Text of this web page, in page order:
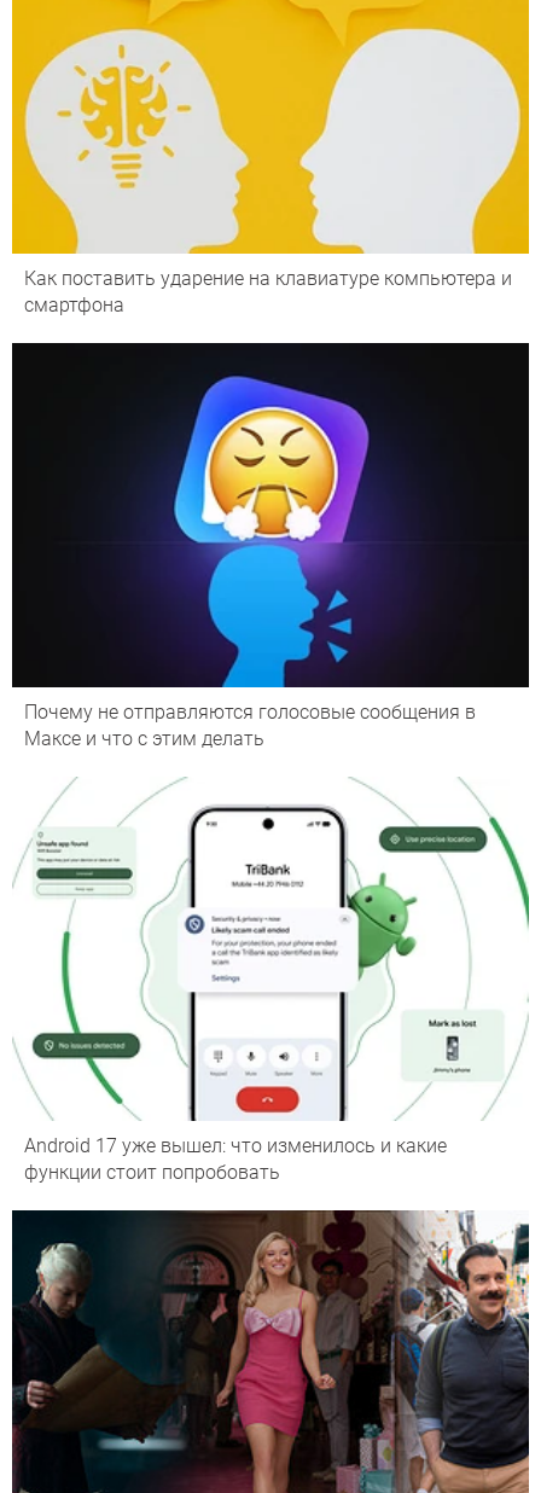
Как поставить ударение на клавиатуре компьютера и
смартфона
Почему не отправляются голосовые сообщения в
Максе и что с этим делать
Android 17 уже вышел: что изменилось и какие
функции стоит попробовать